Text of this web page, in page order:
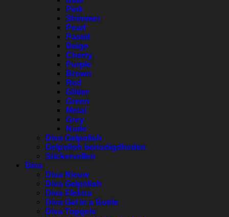
Pink
Shimmer
Pearl
Pastel
Beige
Cherry
Purple
Brown
Red
Glitter
Green
Metal
Grey
Nude
Diva Gelpolish
Gelpolish benodigdheden
Stickervellen
Diva
Diva Nieuw
Diva Gelpolish
Diva Elektra
Diva Gel in a Bottle
Diva Topgels